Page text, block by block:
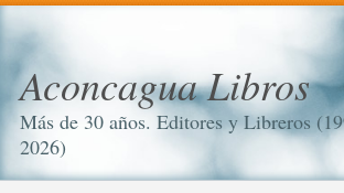
Aconcagua Libros
Más de 30 años. Editores y Libreros
2026)